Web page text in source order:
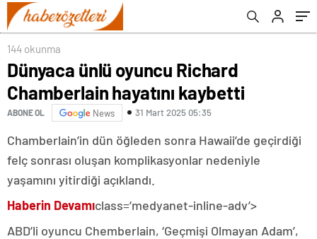
144 okunma
Dünyaca ünlü oyuncu Richard
Chamberlain hayatını kaybetti
ABONE OL News 31 Mart 2025 05:35
Chamberlain’in dün öğleden sonra Hawaii’de geçirdiği
felç sonrası oluşan komplikasyonlar nedeniyle
yaşamını yitirdiği açıklandı.
Haberin Devamıclass=’medyanet-inline-adv’>
ABD’li oyuncu Chemberlain, ‘Geçmişi Olmayan Adam’,
oldu